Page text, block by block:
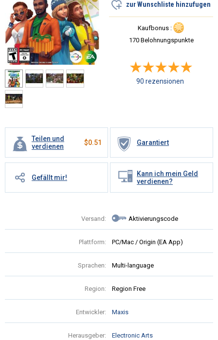
Teilen und
verdienen
$0.51 Garantiert
Gefällt mir!
Kann ich mein Geld
verdienen?
Versand: Aktivierungscode
Plattform: PC/Mac / Origin (EA App)
Sprachen: Multi-language
Region: Region Free
Entwickler: Maxis
Herausgeber: Electronic Arts
zur Wunschliste hinzufugen
Kaufbonus :
170 Belohnungspunkte
90 rezensionen